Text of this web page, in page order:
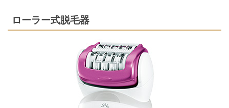
ローラー式脱毛器